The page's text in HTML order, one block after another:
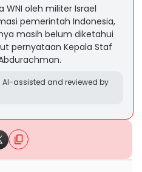
WNI oleh militer Israel
pemerintah Indonesia,
masih belum diketahui
pernyataan Kepala Staf
assisted and reviewed by